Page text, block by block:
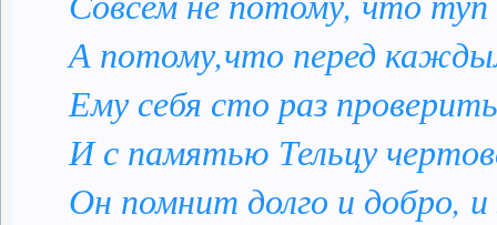
А потому,что перед
Ему себя сто раз
И с памятью Тельцу
Он помнит долго и добро, и